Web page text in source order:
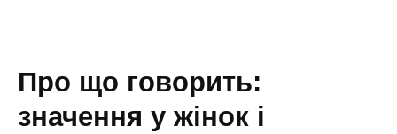
про що говорить:
значення у жінок і